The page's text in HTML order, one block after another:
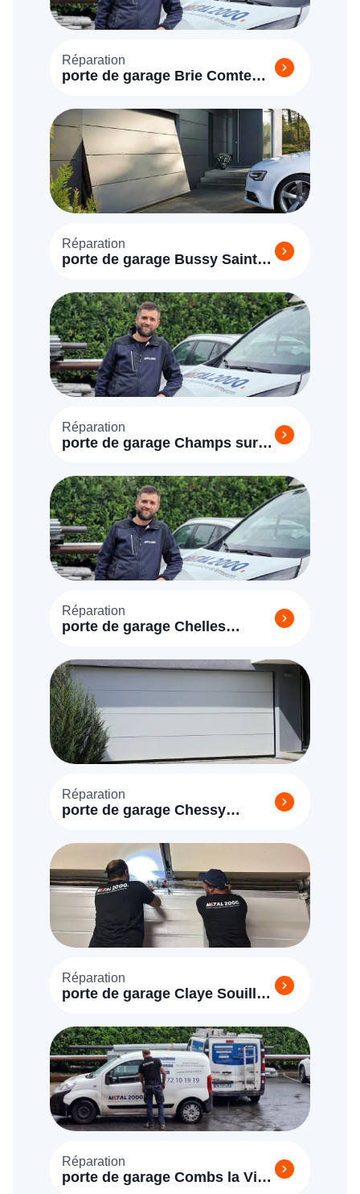
Réparation
porte de garage Brie Comte
Réparation
porte de garage Bussy Saint
Réparation
porte de garage Champs sur
Réparation
porte de garage Chelles
Réparation
porte de garage Chessy
Réparation
porte de garage Claye Souilly
Réparation
porte de garage Combs la Ville